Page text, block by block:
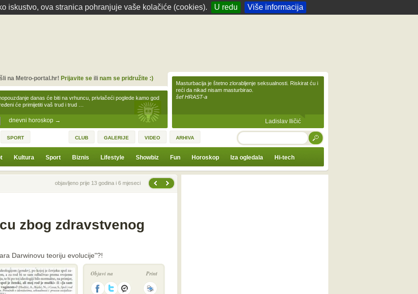
iskustvo, ova stranica pohranjuje vaše kolačiće (cookies). U redu Više informacija
dnevni horoskop →
danas će biti na vrhuncu, privlačeći poglede kamo god
će primijetiti vaš trud i trud …
na Metro-portal.hr! Prijavite seili nam se pridružite :)
Masturbacija je štetno zlorabljenje seksualnosti. Riskirat ću i
reći da nikad nisam masturbirao.
šef HRAST-a
Ladislav Iličić
SPORT CLUB GALERIJE VIDEO ARHIVA TRAŽI
Kultura Sport Biznis Lifestyle Showbiz Fun Horoskop Iza ogledala Hi-tech
Prethodna vijestobjavljeno prije 13 godina i 6 mjeseci
zbog zdravstvenog
Darwinovu teoriju evolucije"?!
Objavi na Print